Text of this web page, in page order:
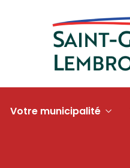
Votre municipalité